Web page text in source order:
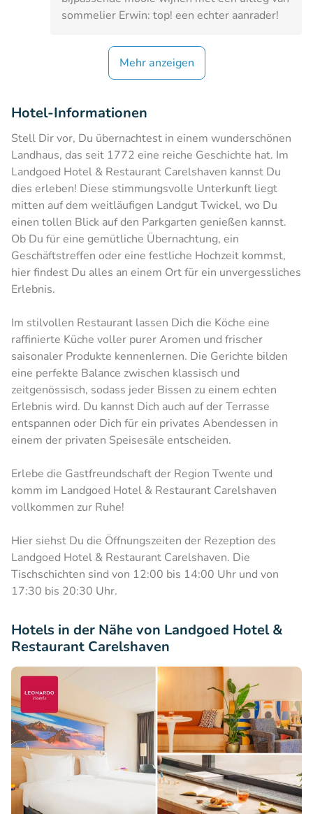
sommelier Erwin: top! een echter aanrader!
Mehr anzeigen
Hotel-Informationen
Stell Dir vor, Du übernachtest in einem wunderschönen
Landhaus, das seit 1772 eine reiche Geschichte hat. Im
Landgoed Hotel & Restaurant Carelshaven kannst Du
dies erleben! Diese stimmungsvolle Unterkunft liegt
mitten auf dem weitläufigen Landgut Twickel, wo Du
einen tollen Blick auf den Parkgarten genießen kannst.
Ob Du für eine gemütliche Übernachtung, ein
Geschäftstreffen oder eine festliche Hochzeit kommst,
hier findest Du alles an einem Ort für ein unvergessliches
Erlebnis.
Im stilvollen Restaurant lassen Dich die Köche eine
raffinierte Küche voller purer Aromen und frischer
saisonaler Produkte kennenlernen. Die Gerichte bilden
eine perfekte Balance zwischen klassisch und
zeitgenössisch, sodass jeder Bissen zu einem echten
Erlebnis wird. Du kannst Dich auch auf der Terrasse
entspannen oder Dich für ein privates Abendessen in
einem der privaten Speisesäle entscheiden.
Erlebe die Gastfreundschaft der Region Twente und
komm im Landgoed Hotel & Restaurant Carelshaven
vollkommen zur Ruhe!
Hier siehst Du die Öffnungszeiten der Rezeption des
Landgoed Hotel & Restaurant Carelshaven. Die
Tischschichten sind von 12:00 bis 14:00 Uhr und von
17:30 bis 20:30 Uhr.
Hotels in der Nähe von Landgoed Hotel &
Restaurant Carelshaven